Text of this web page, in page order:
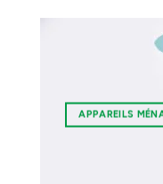
APPAREILS